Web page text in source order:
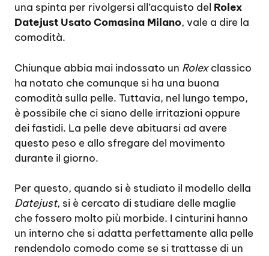
una spinta per rivolgersi all’acquisto del Rolex
Datejust Usato Comasina Milano, vale a dire la
comodità.
Chiunque abbia mai indossato un Rolexclassico
ha notato che comunque si ha una buona
comodità sulla pelle. Tuttavia, nel lungo tempo,
è possibile che ci siano delle irritazioni oppure
dei fastidi. La pelle deve abituarsi ad avere
questo peso e allo sfregare del movimento
durante il giorno.
Per questo, quando si è studiato il modello della
Datejust, si è cercato di studiare delle maglie
che fossero molto più morbide. I cinturini hanno
un interno che si adatta perfettamente alla pelle
rendendolo comodo come se si trattasse di un